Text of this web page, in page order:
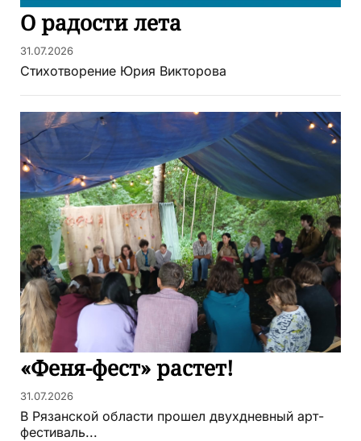
О радости лета
31.07.2026
Стихотворение Юрия Викторова
«Феня-фест» растет!
31.07.2026
В Рязанской области прошел двухдневный арт-
фестиваль...